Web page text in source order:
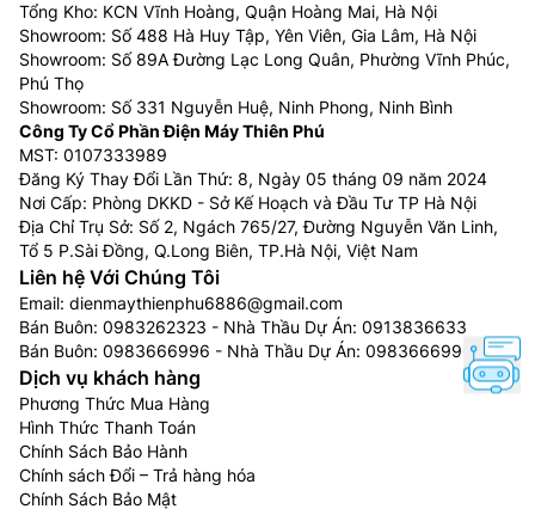
Tổng Kho: KCN Vĩnh Hoàng, Quận Hoàng Mai, Hà Nội
Showroom: Số 488 Hà Huy Tập, Yên Viên, Gia Lâm, Hà Nội
Showroom: Số 89A Đường Lạc Long Quân, Phường Vĩnh Phúc,
Phú Thọ
Showroom: Số 331 Nguyễn Huệ, Ninh Phong, Ninh Bình
Công Ty Cổ Phần Điện Máy Thiên Phú
MST: 0107333989
Đăng Ký Thay Đổi Lần Thứ: 8, Ngày 05 tháng 09 năm 2024
Nơi Cấp: Phòng DKKD - Sở Kế Hoạch và Đầu Tư TP Hà Nội
Địa Chỉ Trụ Sở: Số 2, Ngách 765/27, Đường Nguyễn Văn Linh,
Tổ 5 P.Sài Đồng, Q.Long Biên, TP.Hà Nội, Việt Nam
Liên hệ Với Chúng Tôi
Email: dienmaythienphu6886@gmail.com
Bán Buôn: 0983262323 - Nhà Thầu Dự Án: 0913836633
Bán Buôn: 0983666996 - Nhà Thầu Dự Án: 0983666996
Dịch vụ khách hàng
Phương Thức Mua Hàng
Hình Thức Thanh Toán
Chính Sách Bảo Hành
Chính sách Đổi – Trả hàng hóa
Chính Sách Bảo Mật